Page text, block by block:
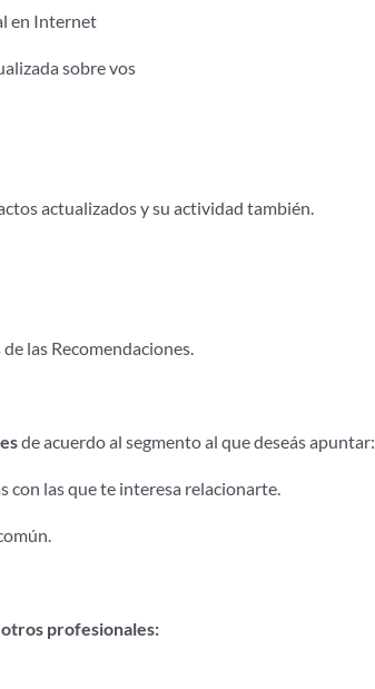
en Internet
sobre vos
actualizados y su actividad también.
las Recomendaciones.
de acuerdo al segmento al que deseás apuntar:
con las que te interesa relacionarte.
profesionales: